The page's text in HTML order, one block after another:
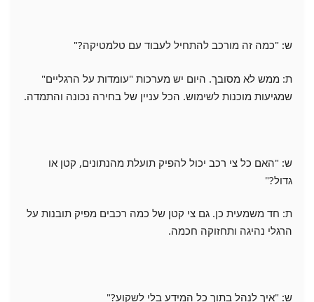
ש: "כמה זה מורכב להתחיל לעבוד עם טלמטיקה?"
ת: ממש לא מסובך. היום יש מערכות "עומדות על הרגליים"
שמגיעות מוכנות לשימוש. הכל עניין של בחירה נכונה והתמדה.
ש: "האם כל צי רכב יכול להפיק תועלת מהנתונים, קטן או
גדול?"
ת: חד משמעית כן. גם צי קטן של כמה רכבים מפיק תובנות על
הרגלי נהיגה ותחזוקה חכמה.
ש: "איך לנהל בתוך כל המידע בלי לשקוע?"